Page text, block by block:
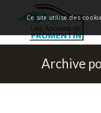
Archive
Ce site utilise des